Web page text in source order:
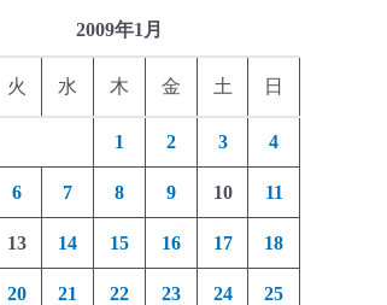
2009年1月
火 水 木 金 土 日
1 2 3 4
6 7 8 9 10 11
13 14 15 16 17 18
20 21 22 23 24 25